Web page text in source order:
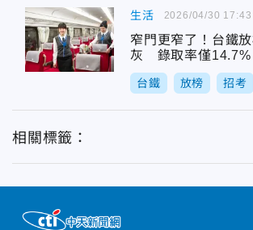
生活
窄門更窄了！台鐵
灰 錄取率僅14.7%
台鐵 放榜 招考
2026/04/30 17:43
相關標籤：